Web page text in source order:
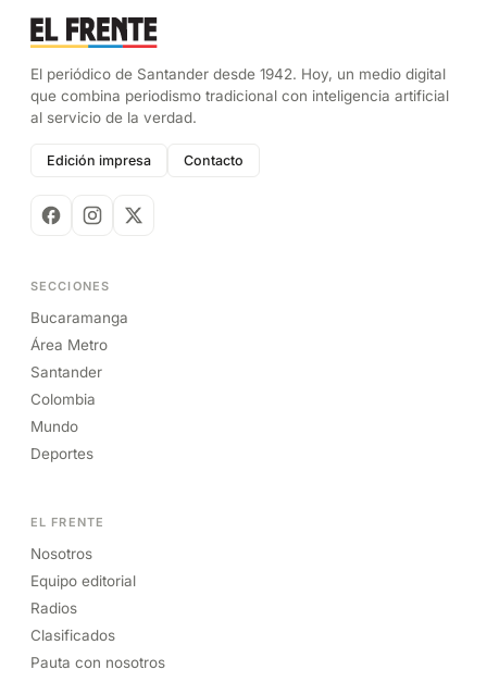
El periódico de Santander desde 1942. Hoy, un medio digital
que combina periodismo tradicional con inteligencia artificial
al servicio de la verdad.
Edición impresa Contacto
SECCIONES
Bucaramanga
Área Metro
Santander
Colombia
Mundo
Deportes
EL FRENTE
Nosotros
Equipo editorial
Radios
Clasificados
Pauta con nosotros